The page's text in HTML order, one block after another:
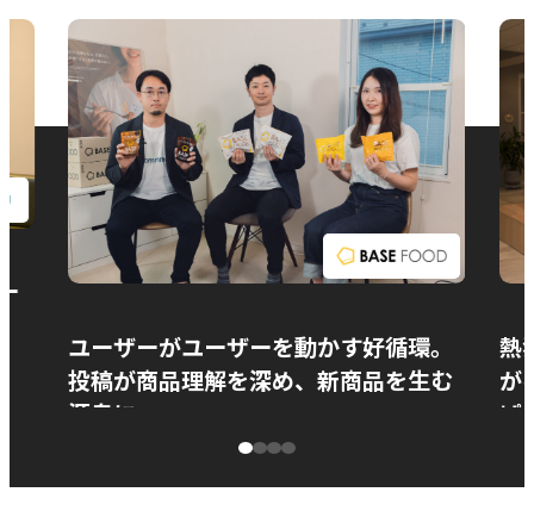
ユーザーがユーザーを動かす好循環。
投稿が商品理解を深め、新商品を生む
源泉に
熱
が
ぱ